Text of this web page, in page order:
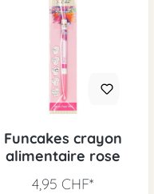
Funcakes crayon
alimentaire rose
4,95 CHF*